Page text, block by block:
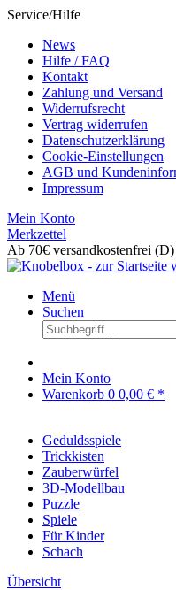
Service/Hilfe
News
Hilfe / FAQ
Kontakt
Zahlung und Versand
Widerrufsrecht
Vertrag widerrufen
Datenschutzerklärung
Cookie-Einstellungen
AGB und
Impressum
Mein Konto
Merkzettel
Ab 70€ versandkostenfrei (D)
Menü
Suchen
Mein Konto
Warenkorb 0 0,00 € *
Geduldsspiele
Trickkisten
Zauberwürfel
3D-Modellbau
Puzzle
Spiele
Für Kinder
Schach
Übersicht